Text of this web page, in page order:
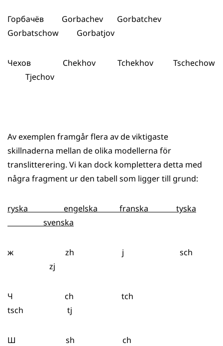
Горбачёв Gorbachev Gorbatchev
Gorbatschow Gorbatjov
Чехов Chekhov Tchekhov Tschechow
Tjechov
Av exemplen framgår flera av de viktigaste
skillnaderna mellan de olika modellerna för
translitterering. Vi kan dock komplettera detta med
några fragment ur den tabell som ligger till grund:
ryska engelska franska tyska
svenska
ж zh j sch
zj
Ч ch tch
tsch tj
Ш sh ch